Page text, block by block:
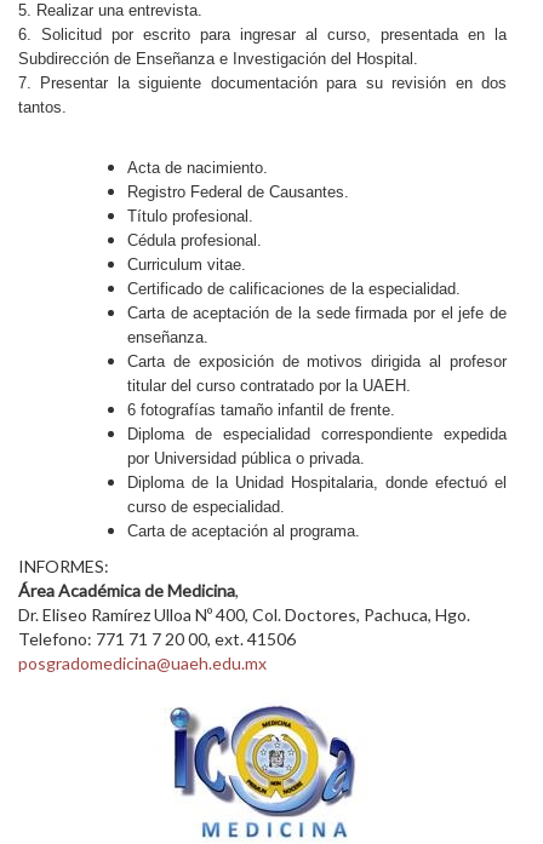
5. Realizar una entrevista.
6. Solicitud por escrito para ingresar al curso, presentada en la
Subdirección de Enseñanza e Investigación del Hospital.
7. Presentar la siguiente documentación para su revisión en dos
tantos.
Acta de nacimiento.
Registro Federal de Causantes.
Título profesional.
Cédula profesional.
Curriculum vitae.
Certificado de calificaciones de la especialidad.
Carta de aceptación de la sede firmada por el jefe de
enseñanza.
Carta de exposición de motivos dirigida al profesor
titular del curso contratado por la UAEH.
6 fotografías tamaño infantil de frente.
Diploma de especialidad correspondiente expedida
por Universidad pública o privada.
Diploma de la Unidad Hospitalaria, donde efectuó el
curso de especialidad.
Carta de aceptación al programa.
INFORMES:
Área Académica de Medicina,
Dr. Eliseo Ramírez Ulloa Nº 400, Col. Doctores, Pachuca, Hgo.
Telefono: 771 71 7 20 00, ext. 41506
posgradomedicina@uaeh.edu.mx